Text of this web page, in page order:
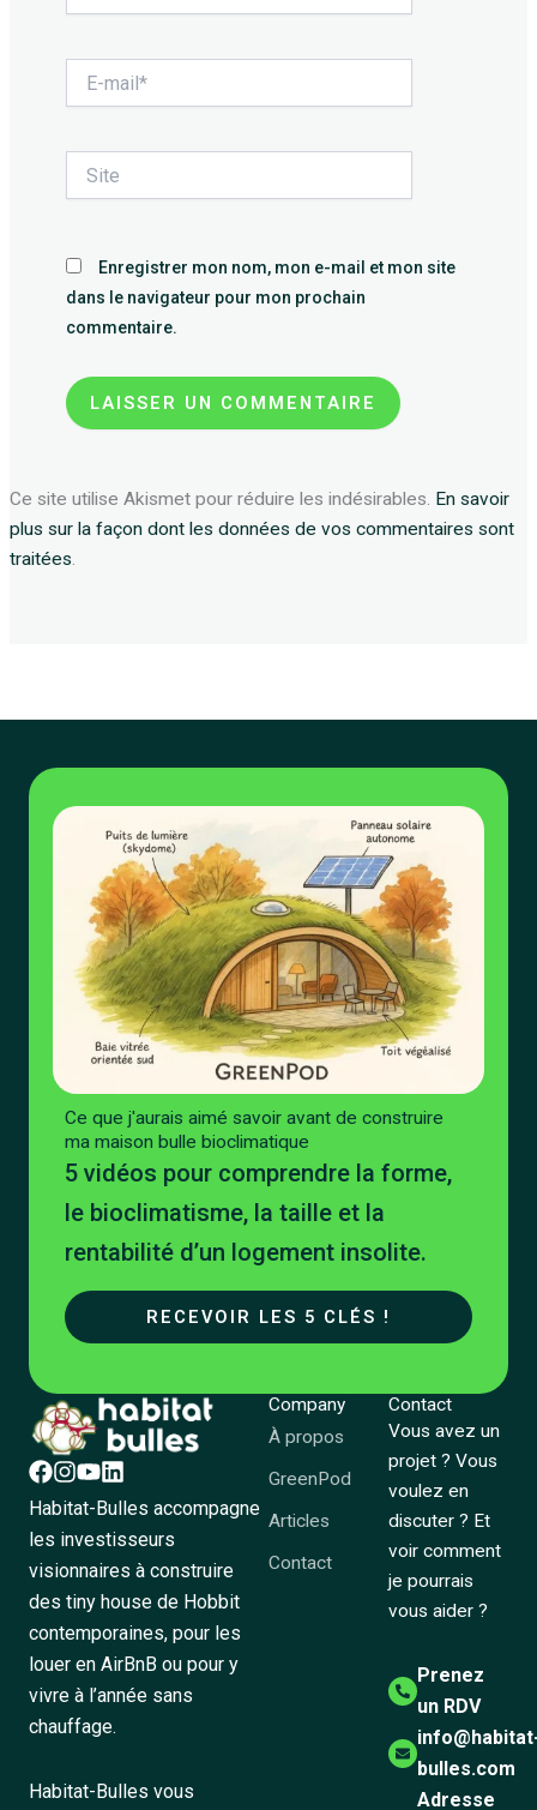
mail*
Enregistrer mon nom, mon e-mail et mon site
dans le navigateur pour mon prochain
commentaire.
Ce site utilise Akismet pour réduire les indésirables. En savoir
plus sur la façon dont les données de vos commentaires sont
traitées.
Ce que j'aurais aimé savoir avant de construire
ma maison bulle bioclimatique
5 vidéos pour comprendre la forme,
le bioclimatisme, la taille et la
rentabilité d’un logement insolite.
RECEVOIR LES 5 CLÉS !
Habitat-Bulles accompagne
les investisseurs
visionnaires à construire
des tiny house de Hobbit
contemporaines, pour les
louer en AirBnB ou pour y
vivre à l’année sans
chauffage.
Habitat-Bulles vous
Company
À propos
GreenPod
Articles
Contact
Contact
Vous avez un
projet ? Vous
voulez en
discuter ? Et
voir comment
je pourrais
vous aider ?
Prenez
un RDV
bulles.com
Adresse